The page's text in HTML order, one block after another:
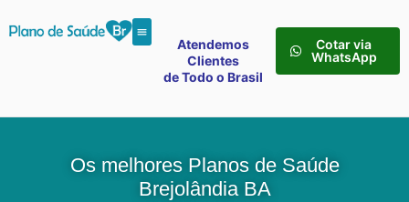
Atendemos
Clientes
de Todo o Brasil
Cotar via
WhatsApp
Os melhores Planos de Saúde
Brejolândia BA